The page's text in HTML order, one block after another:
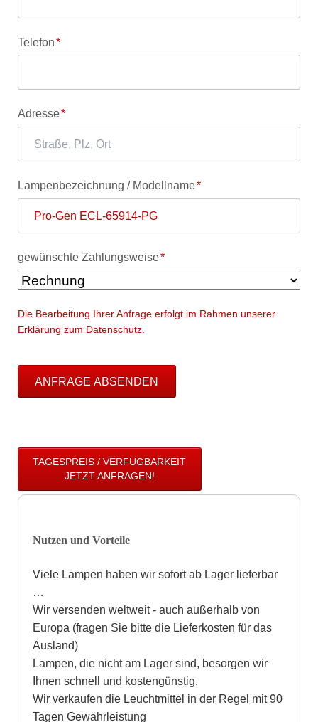
Pflichtfeld
Telefon*
Pflichtfeld
Adresse*
Pflichtfeld
Lampenbezeichnung / Modellname*
Pflichtfeld
gewünschte Zahlungsweise*
Die Bearbeitung Ihrer Anfrage erfolgt im Rahmen unserer
Erklärung zum Datenschutz.
ANFRAGE ABSENDEN
TAGESPREIS / VERFÜGBARKEIT
JETZT ANFRAGEN!
Nutzen und Vorteile
Viele Lampen haben wir sofort ab Lager lieferbar
…
Wir versenden weltweit - auch außerhalb von
Europa (fragen Sie bitte die Lieferkosten für das
Ausland)
Lampen, die nicht am Lager sind, besorgen wir
Ihnen schnell und kostengünstig.
Wir verkaufen die Leuchtmittel in der Regel mit 90
Tagen Gewährleistung